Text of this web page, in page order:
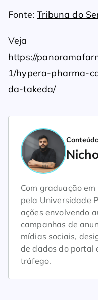
Fonte:Tribuna do
Veja
https://
1/hypera-pharma-
da-takeda/
Com graduação
pela Universidade
ações envolvendo
campanhas de
mídias sociais,
de dados do portal
tráfego.